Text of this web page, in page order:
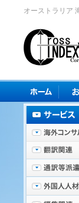
オーストラリア